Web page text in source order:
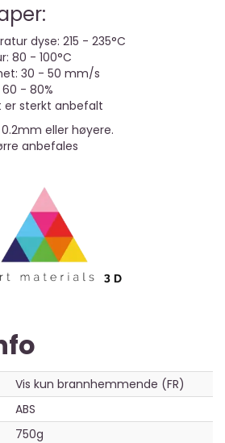
dyse: 215 - 235°C
80 - 100°C
30 - 50 mm/s
- 80%
er sterkt anbefalt
eller høyere.
anbefales
Vis kun brannhemmende (FR)
ABS
750g